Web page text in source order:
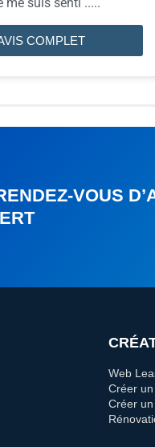
COMPLET
VOUS
Web
Créer
Créer